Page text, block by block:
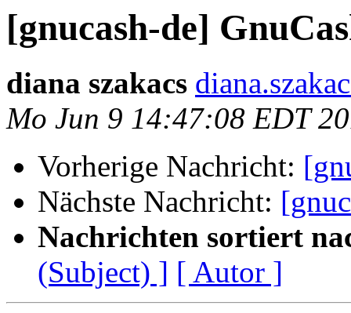
[gnucash-de]
diana szakacs
Mo Jun 9 14:47:08 EDT
Vorherige Nachricht:
Nächste Nachricht:
Nachrichten sortiert
(Subject) ] [ Autor ]